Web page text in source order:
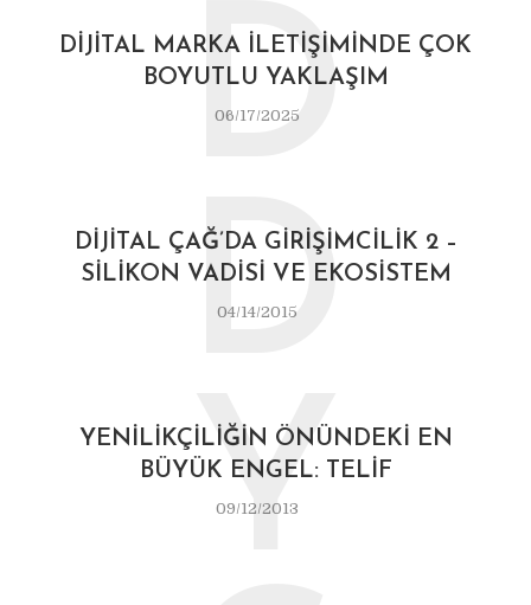
DIJITAL MARKA İLETIŞIMINDE ÇOK
BOYUTLU YAKLAŞIM
06/17/2025
D
DIJITAL ÇAĞ’DA GIRIŞIMCILIK 2 –
SILIKON VADISI VE EKOSISTEM
04/14/2015
D
YENILIKÇILIĞIN ÖNÜNDEKI EN
BÜYÜK ENGEL: TELIF
09/12/2013
Y